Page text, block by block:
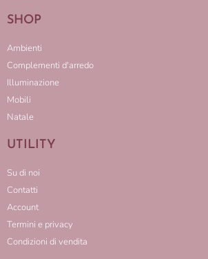
SHOP
Ambienti
Complementi d'arredo
Illuminazione
Mobili
Natale
UTILITY
Su di noi
Contatti
Account
Termini e privacy
Condizioni di vendita